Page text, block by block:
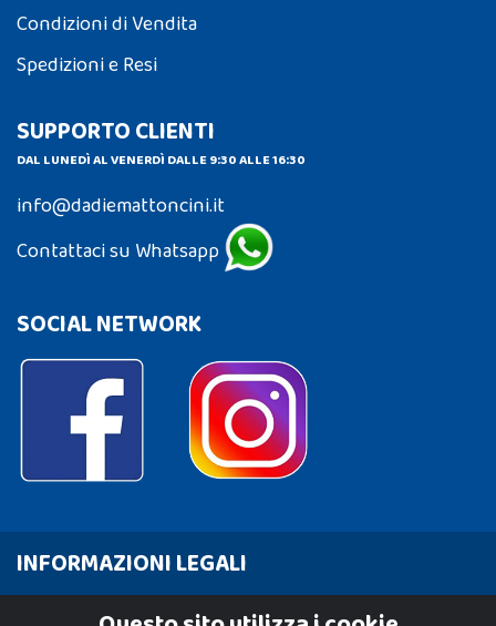
Condizioni di Vendita
Spedizioni e Resi
SUPPORTO CLIENTI
DAL LUNEDÌ AL VENERDÌ DALLE 9:30 ALLE 16:30
info@dadiemattoncini.it
Contattaci su Whatsapp
SOCIAL NETWORK
INFORMAZIONI LEGALI
Cookie Policy